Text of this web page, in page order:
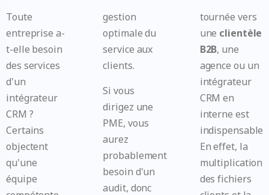
Toute
entreprise a-
t-elle besoin
des services
d'un
intégrateur
CRM ?
Certains
objectent
qu'une
équipe
gestion
optimale du
service aux
clients.
Si vous
dirigez une
PME, vous
aurez
probablement
besoin d'un
audit, donc
tournée vers
une clientèle
B2B, une
agence ou un
intégrateur
CRM en
interne est
indispensable.
En effet, la
multiplication
des fichiers